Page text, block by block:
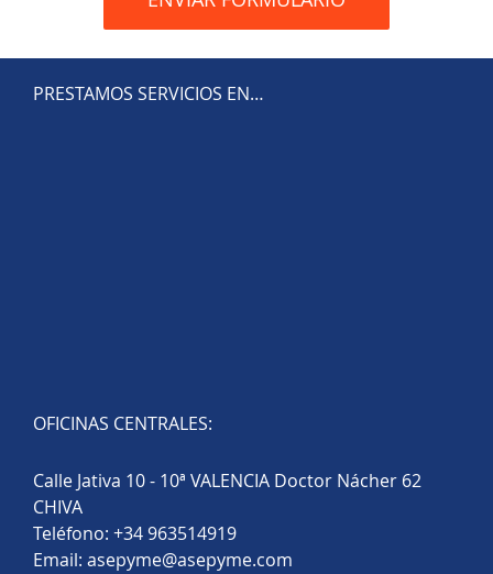
PRESTAMOS SERVICIOS EN…
OFICINAS CENTRALES:
Calle Jativa 10 - 10ª VALENCIA Doctor Nácher 62
CHIVA
Teléfono: +34 963514919
Email: asepyme@asepyme.com